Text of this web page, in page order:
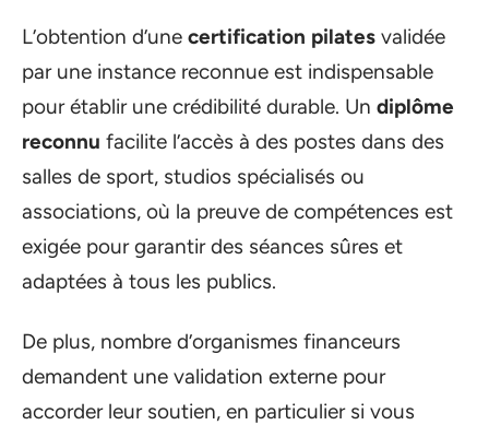
L’obtention d’une certification pilates validée
par une instance reconnue est indispensable
pour établir une crédibilité durable. Un diplôme
reconnu facilite l’accès à des postes dans des
salles de sport, studios spécialisés ou
associations, où la preuve de compétences est
exigée pour garantir des séances sûres et
adaptées à tous les publics.
De plus, nombre d’organismes financeurs
demandent une validation externe pour
accorder leur soutien, en particulier si vous